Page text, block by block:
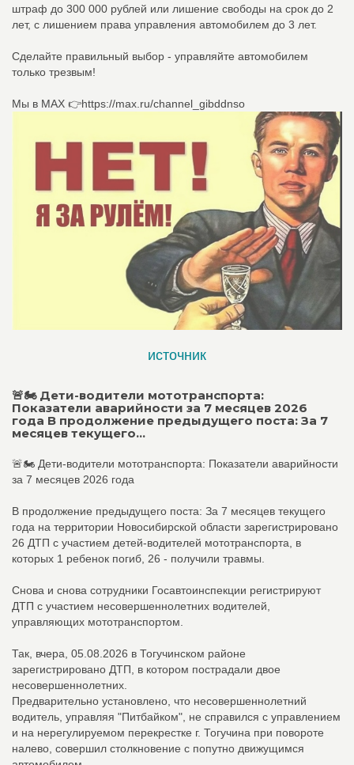
штраф до 300 000 рублей или лишение свободы на срок до 2
лет, с лишением права управления автомобилем до 3 лет.
Сделайте правильный выбор - управляйте автомобилем
только трезвым!
Мы в МАХ 👉https://max.ru/channel_gibddnso
источник
🚨🏍 Дети-водители мототранспорта:
Показатели аварийности за 7 месяцев 2026
года В продолжение предыдущего поста: За 7
месяцев текущего...
🚨🏍 Дети-водители мототранспорта: Показатели аварийности
за 7 месяцев 2026 года
В продолжение предыдущего поста: За 7 месяцев текущего
года на территории Новосибирской области зарегистрировано
26 ДТП с участием детей-водителей мототранспорта, в
которых 1 ребенок погиб, 26 - получили травмы.
Снова и снова сотрудники Госавтоинспекции регистрируют
ДТП с участием несовершеннолетних водителей,
управляющих мототранспортом.
Так, вчера, 05.08.2026 в Тогучинском районе
зарегистрировано ДТП, в котором пострадали двое
несовершеннолетних.
Предварительно установлено, что несовершеннолетний
водитель, управляя "Питбайком", не справился с управлением
и на нерегулируемом перекрестке г. Тогучина при повороте
налево, совершил столкновение с попутно движущимся